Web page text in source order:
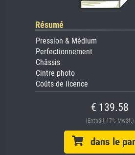
Résumé
Pression & Médium
Perfectionnement
Châssis
Cintre photo
Coûts de licence
€ 139.58
(Enthält 17% MwSt.)
dans le